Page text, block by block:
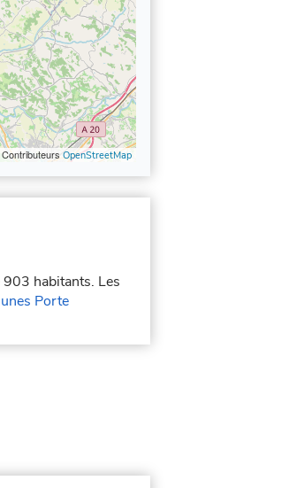
ContributeursOpenStreetMap
habitants. Les
Porte